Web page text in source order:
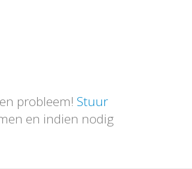
probleem! Stuur
en indien nodig